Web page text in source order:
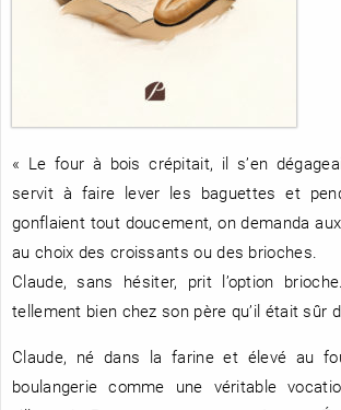
TOUT LE CATALOGUE
RENCONTRE AVEC…
REVUE DE PRESSE
« Le four à bois crépitait, il s’en
servit à faire lever les baguettes et
gonflaient tout doucement, on demanda
au choix des croissants ou des brioches.
Claude, sans hésiter, prit l’option
tellement bien chez son père qu’il était sûr
Claude, né dans la farine et élevé au
boulangerie comme une véritable